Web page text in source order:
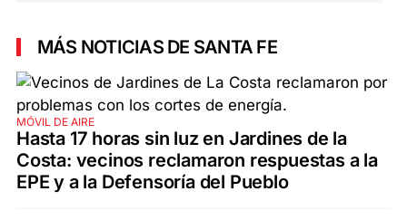
MÁS NOTICIAS DE SANTA FE
MÓVIL DE AIRE
Hasta 17 horas sin luz en Jardines de la
Costa: vecinos reclamaron respuestas a la
EPE y a la Defensoría del Pueblo